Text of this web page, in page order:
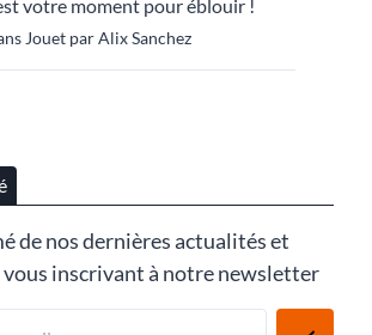
votre moment pour éblouir !
Jouet par Alix Sanchez
de nos dernières actualités et
vous inscrivant à notre newsletter